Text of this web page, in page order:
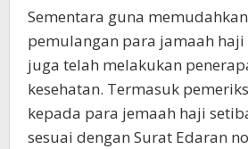
Sementara guna
pemulangan para jamaah
juga telah melakukan
kesehatan. Termasuk
kepada para jemaah haji
sesuai dengan Surat Edaran